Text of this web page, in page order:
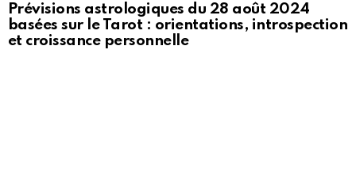
Prévisions astrologiques du 28 août 2024
basées sur le Tarot : orientations, introspection
et croissance personnelle